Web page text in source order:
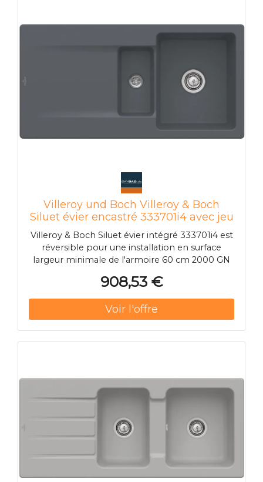
Villeroy und Boch Villeroy & Boch
Siluet évier encastré 333701i4 avec jeu
de déchets et fonctionnement
manuel, Graphit
Villeroy & Boch Siluet évier intégré 333701i4 est
réversible pour une installation en surface
largeur minimale de l'armoire 60 cm 2000 GN
piscines TitanCeram
908,53 €